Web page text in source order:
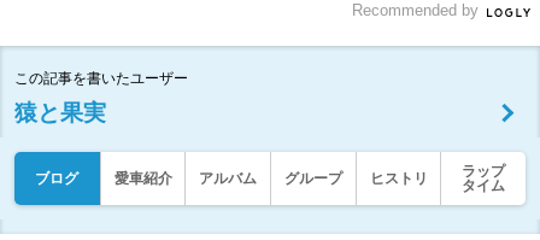
Recommended by
この記事を書いたユーザー
猿と果実
ブログ 愛車紹介 アルバム グループ ヒストリ
ラップ
タイム